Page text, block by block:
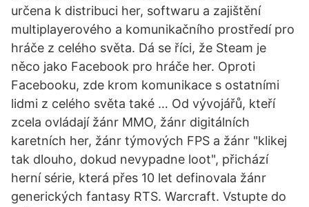
určena k distribuci her, softwaru a zajištění
multiplayerového a komunikačního prostředí pro
hráče z celého světa. Dá se říci, že Steam je
něco jako Facebook pro hráče her. Oproti
Facebooku, zde krom komunikace s ostatními
lidmi z celého světa také … Od vývojářů, kteří
zcela ovládají žánr MMO, žánr digitálních
karetních her, žánr týmových FPS a žánr "klikej
tak dlouho, dokud nevypadne loot", přichází
herní série, která přes 10 let definovala žánr
generických fantasy RTS. Warcraft. Vstupte do